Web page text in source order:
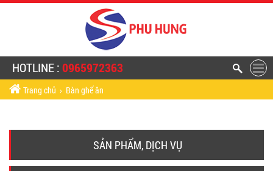
HOTLINE :0965972363
Trang chủ › Bàn ghế ăn
SẢN PHẨM, DỊCH VỤ